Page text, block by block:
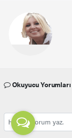
Okuyucu Yorumları